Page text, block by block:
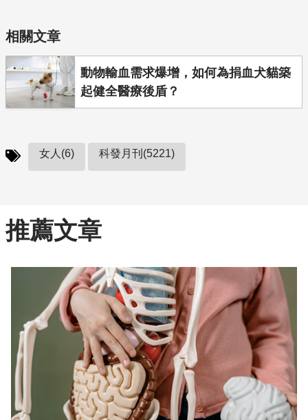
相關文章
動物輸血需求爆增，如何為捐血犬貓築
起健全醫療後盾？
女人(6) 科發月刊(5221)
推薦文章